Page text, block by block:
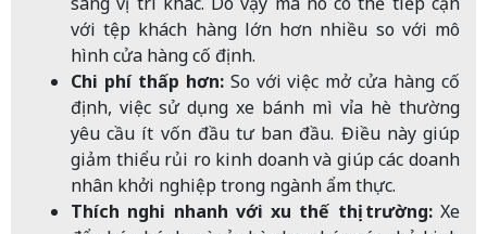
với tệp khách hàng lớn hơn nhiều so với mô
hình cửa hàng cố định.
Chi phí thấp hơn:So với việc mở cửa hàng cố
định, việc sử dụng xe bánh mì vỉa hè thường
yêu cầu ít vốn đầu tư ban đầu. Điều này giúp
giảm thiểu rủi ro kinh doanh và giúp các doanh
nhân khởi nghiệp trong ngành ẩm thực.
Thích nghi nhanh với xu thế thị trường:Xe